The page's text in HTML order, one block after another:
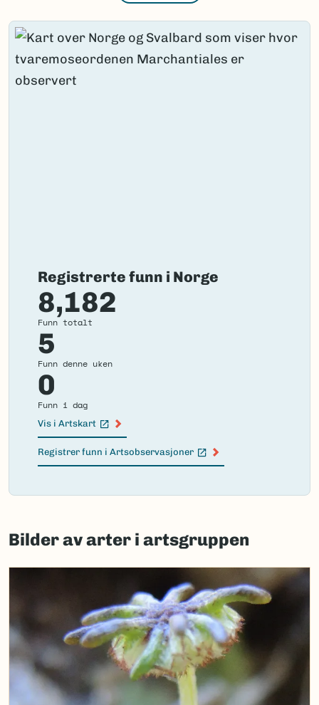
Registrerte funn i Norge
8,182
Funn totalt
5
Funn denne uken
0
Funn i dag
Vis i Artskart
(Ekstern lenke)
Registrer funn i Artsobservasjoner
(Ekstern lenke)
Failed
load
map.
Bilder av arter i artsgruppen